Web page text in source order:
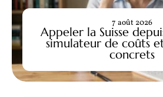
Appeler la Suisse
simulateur de coûts
concrets
7 août 2026